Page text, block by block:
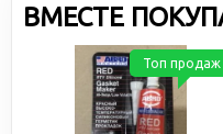
рынке.
В настоящее время в
этим брендом товаров
технические
потребления,
ВМЕСТЕ
Топ продаж